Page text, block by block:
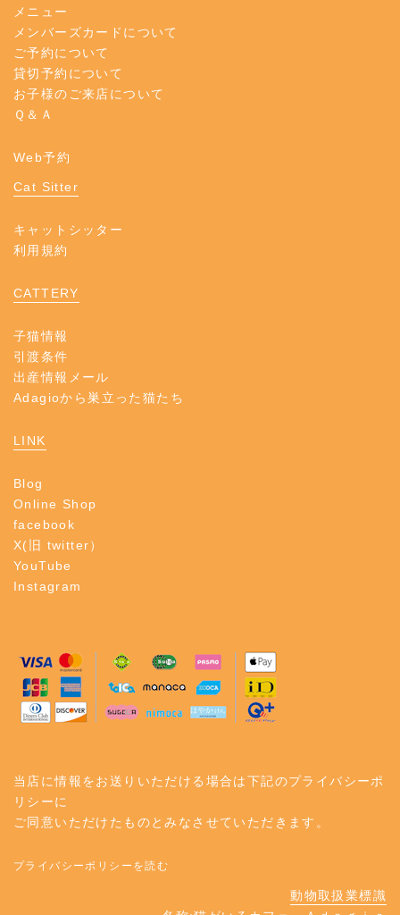
メニュー
メンバーズカードについて
ご予約について
貸切予約について
お子様のご来店について
Ｑ＆Ａ
Web予約
Cat Sitter
キャットシッター
利用規約
CATTERY
子猫情報
引渡条件
出産情報メール
Adagioから巣立った猫たち
LINK
Blog
Online Shop
facebook
X(旧 twitter）
YouTube
Instagram
当店に情報をお送りいただける場合は下記のプライバシーポ
リシーに
ご同意いただけたものとみなさせていただきます。
プライバシーポリシーを読む
動物取扱業標識